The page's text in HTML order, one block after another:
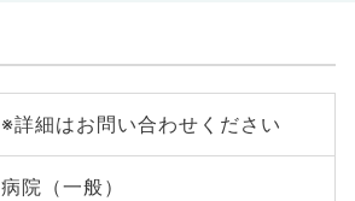
※詳細はお問い合わせください
病院（一般）